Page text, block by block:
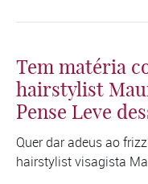
Tem matéria
hairstylist
Pense Leve
Quer dar adeus ao
hairstylist visagista